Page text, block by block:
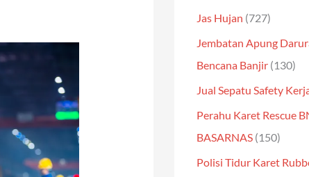
Jas Hujan (727)
Jembatan Apung
Bencana Banjir (130)
Jual Sepatu Safety
Perahu Karet Rescue
BASARNAS (150)
Polisi Tidur Karet